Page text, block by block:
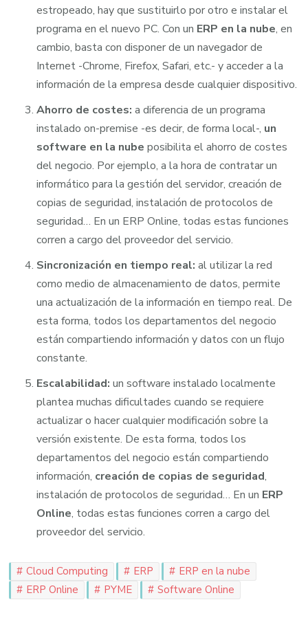
estropeado, hay que sustituirlo por otro e instalar el
programa en el nuevo PC. Con un ERP en la nube, en
cambio, basta con disponer de un navegador de
Internet -Chrome, Firefox, Safari, etc.- y acceder a la
información de la empresa desde cualquier dispositivo.
Ahorro de costes: a diferencia de un programa
instalado on-premise -es decir, de forma local-, un
software en la nube posibilita el ahorro de costes
del negocio. Por ejemplo, a la hora de contratar un
informático para la gestión del servidor, creación de
copias de seguridad, instalación de protocolos de
seguridad… En un ERP Online, todas estas funciones
corren a cargo del proveedor del servicio.
Sincronización en tiempo real: al utilizar la red
como medio de almacenamiento de datos, permite
una actualización de la información en tiempo real. De
esta forma, todos los departamentos del negocio
están compartiendo información y datos con un flujo
constante.
Escalabilidad: un software instalado localmente
plantea muchas dificultades cuando se requiere
actualizar o hacer cualquier modificación sobre la
versión existente. De esta forma, todos los
departamentos del negocio están compartiendo
información, creación de copias de seguridad,
instalación de protocolos de seguridad… En un ERP
Online, todas estas funciones corren a cargo del
proveedor del servicio.
Cloud Computing ERP
ERP en la nube
ERP Online
PYME Software Online